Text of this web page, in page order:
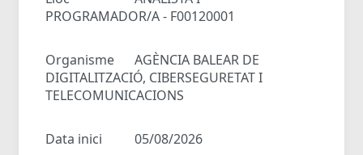
PROGRAMADOR/A - F00120001
Organisme
AGÈNCIA BALEAR DE
DIGITALITZACIÓ, CIBERSEGURETAT I
TELECOMUNICACIONS
Data inici 05/08/2026